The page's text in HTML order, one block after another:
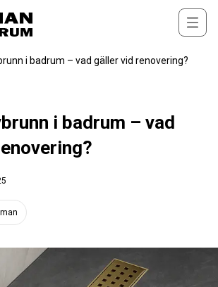
i badrum – vad gäller vid renovering?
i badrum – vad